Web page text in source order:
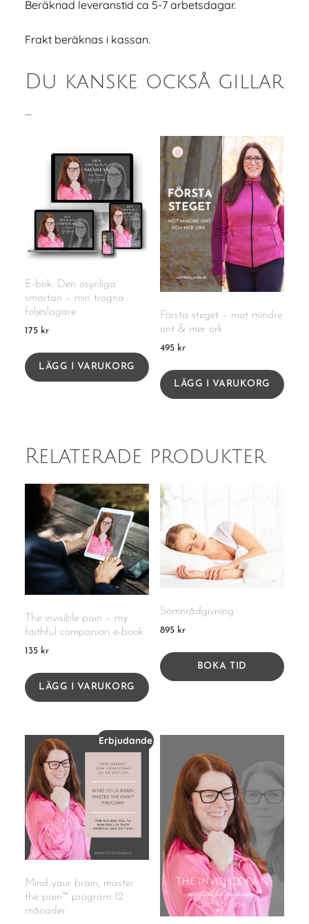
Beräknad leveranstid ca 5-7 arbetsdagar.
Frakt beräknas i kassan.
Du kanske också gillar
…
E-bok: Den osynliga
smärtan – min trogna
följeslagare
175 kr
LÄGG I VARUKORG
Första steget – mot mindre
ont & mer ork
495 kr
LÄGG I VARUKORG
Relaterade produkter
The invisible pain – my
faithful companion e-book
135 kr
LÄGG I VARUKORG
Sömnrådgivning
895 kr
BOKA TID
Erbjudande
Mind your brain, master
the pain™ program 12
månader